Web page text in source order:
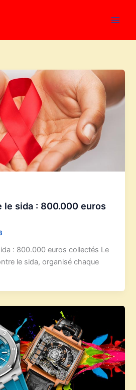
le sida : 800.000 euros
: 800.000 euros collectés Le
le sida, organisé chaque